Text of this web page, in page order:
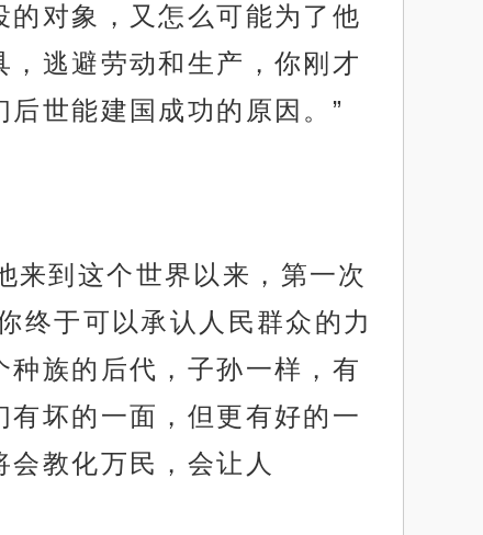
对象，又怎么可能为了他
逃避劳动和生产，你刚才
世能建国成功的原因。”
来到这个世界以来，第一次
终于可以承认人民群众的力
族的后代，子孙一样，有
坏的一面，但更有好的一
教化万民，会让人